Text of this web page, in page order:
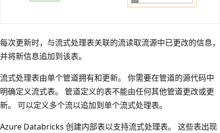
每次更新时，与流式处理表关联的流读取流源中已更改的信息，
并将新信息追加到该表。
流式处理表由单个管道拥有和更新。 你需要在管道的源代码中
明确定义流式表。 管道定义的表不能由任何其他管道更改或更
新。 可以定义多个流以追加到单个流式处理表。
Azure Databricks 创建内部表以支持流式处理表。 这些表出现